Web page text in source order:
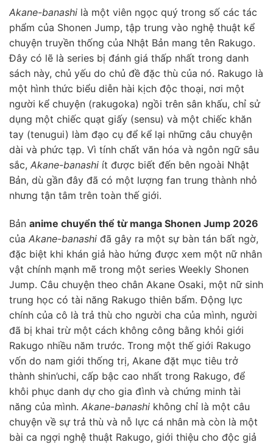
Akane-banashi là một viên ngọc quý trong số các tác
phẩm của Shonen Jump, tập trung vào nghệ thuật kể
chuyện truyền thống của Nhật Bản mang tên Rakugo.
Đây có lẽ là series bị đánh giá thấp nhất trong danh
sách này, chủ yếu do chủ đề đặc thù của nó. Rakugo là
một hình thức biểu diễn hài kịch độc thoại, nơi một
người kể chuyện (rakugoka) ngồi trên sân khấu, chỉ sử
dụng một chiếc quạt giấy (sensu) và một chiếc khăn
tay (tenugui) làm đạo cụ để kể lại những câu chuyện
dài và phức tạp. Vì tính chất văn hóa và ngôn ngữ sâu
sắc, Akane-banashi ít được biết đến bên ngoài Nhật
Bản, dù gần đây đã có một lượng fan trung thành nhỏ
nhưng tận tâm trên toàn thế giới.
Bản anime chuyển thể từ manga Shonen Jump 2026
của Akane-banashi đã gây ra một sự bàn tán bất ngờ,
đặc biệt khi khán giả hào hứng được xem một nữ nhân
vật chính mạnh mẽ trong một series Weekly Shonen
Jump. Câu chuyện theo chân Akane Osaki, một nữ sinh
trung học có tài năng Rakugo thiên bẩm. Động lực
chính của cô là trả thù cho người cha của mình, người
đã bị khai trừ một cách không công bằng khỏi giới
Rakugo nhiều năm trước. Trong một thế giới Rakugo
vốn do nam giới thống trị, Akane đặt mục tiêu trở
thành shin’uchi, cấp bậc cao nhất trong Rakugo, để
khôi phục danh dự cho gia đình và chứng minh tài
năng của mình. Akane-banashi không chỉ là một câu
chuyện về sự trả thù và nỗ lực cá nhân mà còn là một
bài ca ngợi nghệ thuật Rakugo, giới thiệu cho độc giả